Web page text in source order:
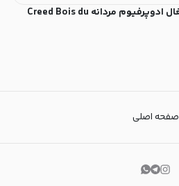
عطر ادکلن کرید بویس دو پرتغال ادوپرفیوم مردانه Creed Bois du
صفحه اصلی